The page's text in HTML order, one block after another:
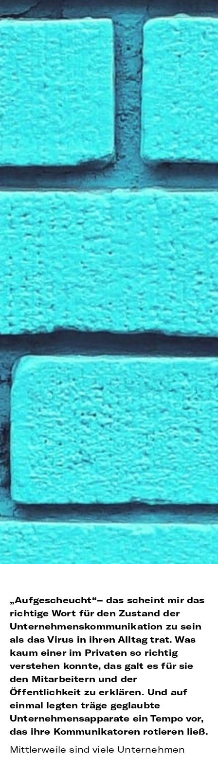
„Aufgescheucht“– das scheint mir das
richtige Wort für den Zustand der
Unternehmenskommunikation zu sein
als das Virus in ihren Alltag trat. Was
kaum einer im Privaten so richtig
verstehen konnte, das galt es für sie
den Mitarbeitern und der
Öffentlichkeit zu erklären. Und auf
einmal legten träge geglaubte
Unternehmensapparate ein Tempo vor,
das ihre Kommunikatoren rotieren ließ.
Mittlerweile sind viele Unternehmen